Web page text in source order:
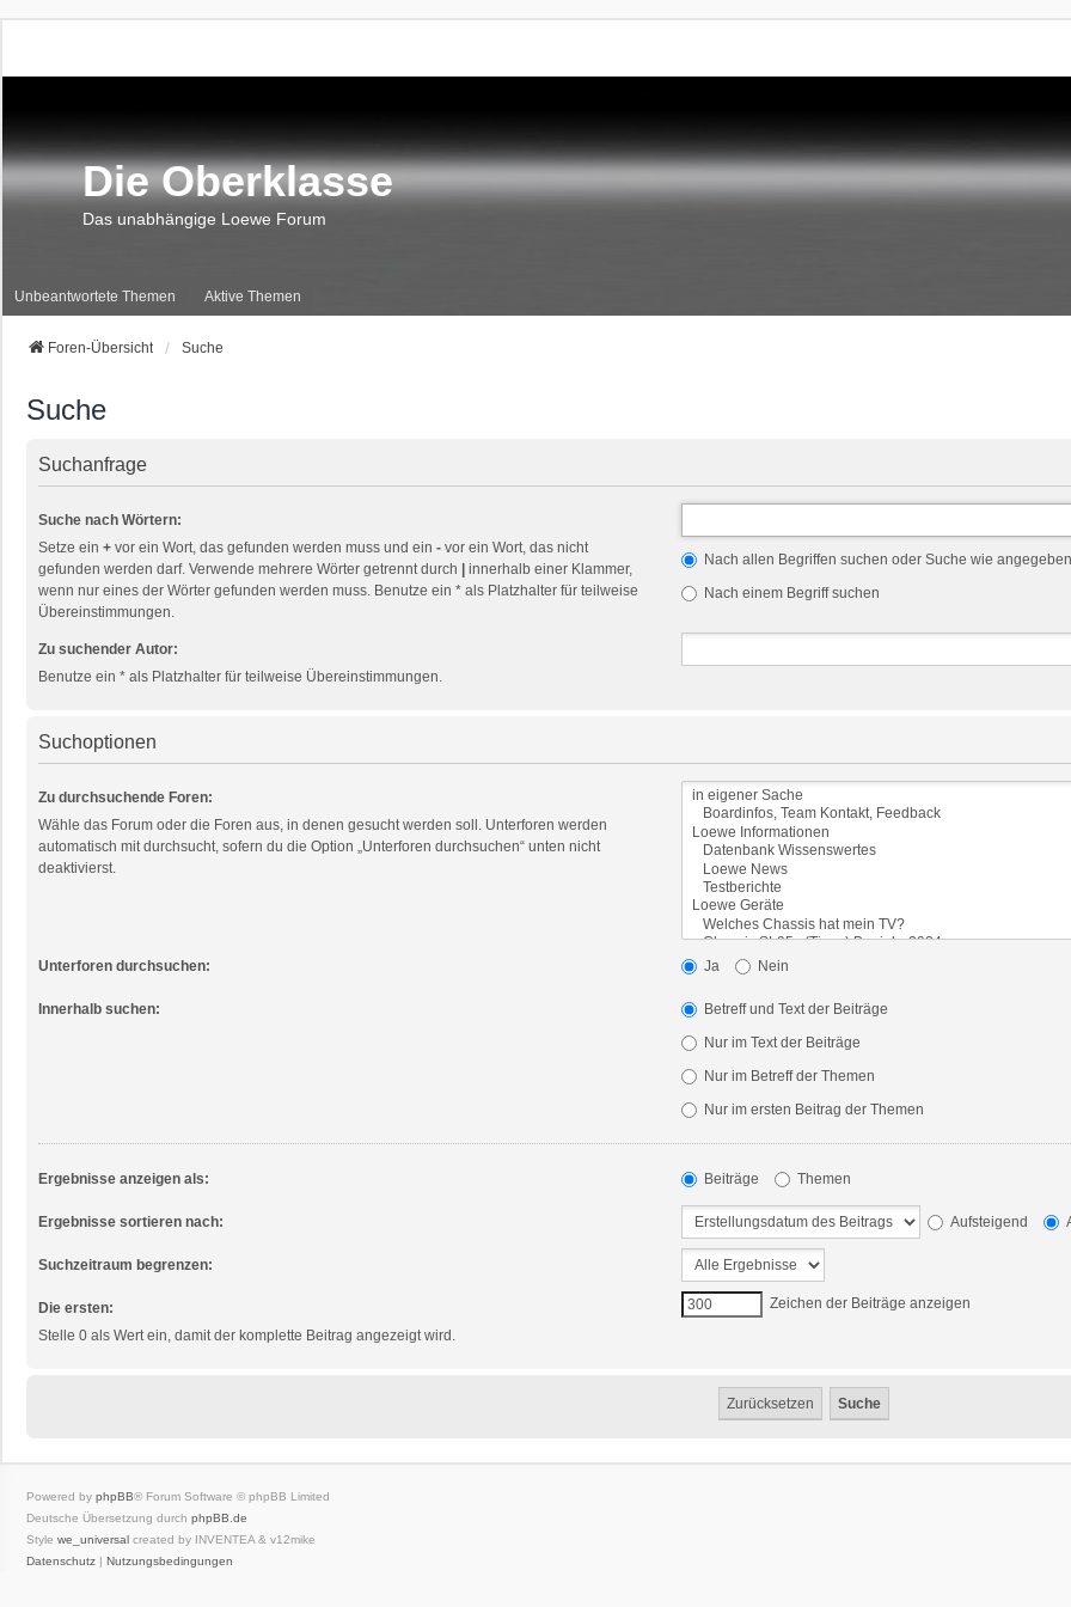
Die Oberklasse
Das unabhängige Loewe Forum
Unbeantwortete Themen Aktive Themen
Foren-Übersicht Suche
Suche
Suchanfrage
Suche nach Wörtern:
Setze ein + vor ein Wort, das gefunden werden muss und ein - vor ein Wort, das nicht
gefunden werden darf. Verwende mehrere Wörter getrennt durch
innerhalb einer Klammer,
wenn nur eines der Wörter gefunden werden muss. Benutze ein * als Platzhalter für teilweise
Übereinstimmungen.
Nach allen Begriffen suchen oder Suche wie
Nach einem Begriff suchen
Zu suchender Autor:
Benutze ein * als Platzhalter für teilweise Übereinstimmungen.
Suchoptionen
Zu durchsuchende Foren:
Wähle das Forum oder die Foren aus, in denen gesucht werden soll. Unterforen werden
automatisch mit durchsucht, sofern du die Option „Unterforen durchsuchen“ unten nicht
deaktivierst.
Unterforen durchsuchen: Ja Nein
Innerhalb suchen:
Betreff und Text der Beiträge
Nur im Text der Beiträge
Nur im Betreff der Themen
Nur im ersten Beitrag der Themen
Ergebnisse anzeigen als: Beiträge Themen
Ergebnisse sortieren nach: Aufsteigend
Suchzeitraum begrenzen:
Die ersten:
Stelle 0 als Wert ein, damit der komplette Beitrag angezeigt wird.
Zeichen der Beiträge anzeigen
Powered by phpBB® Forum Software © phpBB Limited
Deutsche Übersetzung durch phpBB.de
Style we_universal created by INVENTEA & v12mike
Datenschutz | Nutzungsbedingungen